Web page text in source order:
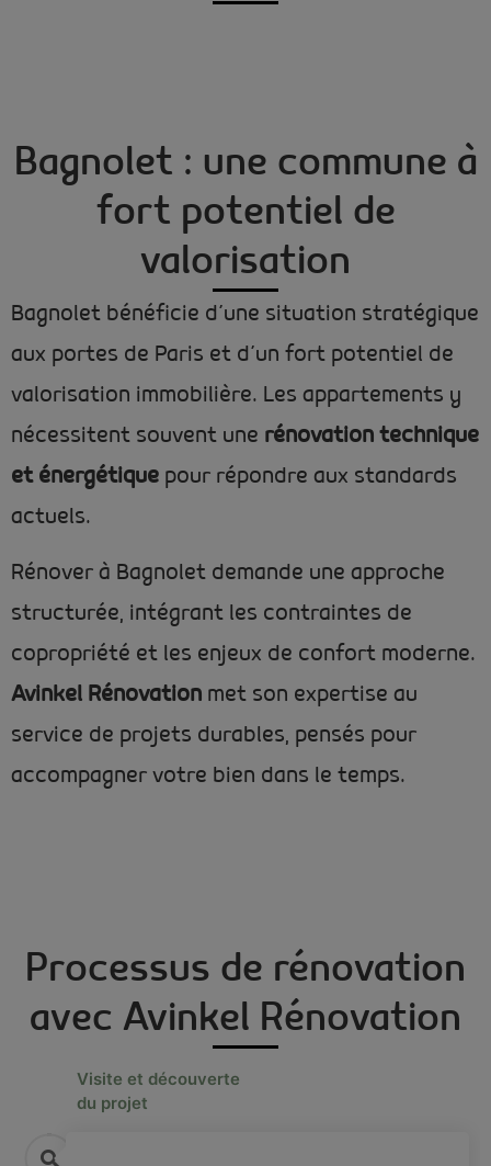
Bagnolet : une commune à
fort potentiel de
valorisation
Bagnolet bénéficie d’une situation stratégique
aux portes de Paris et d’un fort potentiel de
valorisation immobilière. Les appartements y
nécessitent souvent une rénovation technique
et énergétique pour répondre aux standards
actuels.
Rénover à Bagnolet demande une approche
structurée, intégrant les contraintes de
copropriété et les enjeux de confort moderne.
Avinkel Rénovation met son expertise au
service de projets durables, pensés pour
accompagner votre bien dans le temps.
Processus de rénovation
avec Avinkel Rénovation
Visite et découverte
du projet